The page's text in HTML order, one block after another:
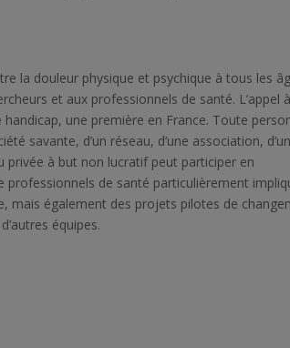
la douleur physique et psychique à tous les
et aux professionnels de santé. L’appel à
une première en France. Toute
savante, d’un réseau, d’une association,
privée à but non lucratif peut participer en
de santé particulièrement
mais également des projets pilotes de
équipes.